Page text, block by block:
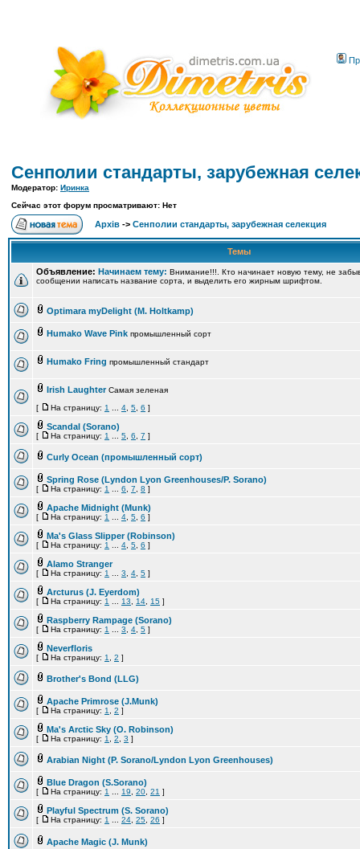
Сенполии стандарты, зарубежная
Модератор: Иринка
Сейчас этот форум просматривают: Нет
Архів -> Сенполии стандарты, зарубежная селекция
Темы
Объявление: Начинаем тему: Внимание!!!. Кто начинает новую тему, не
сообщении написать название сорта, и выделить его жирным шрифтом.
Optimara myDelight (M. Holtkamp)
Humako Wave Pink промышленный сорт
Humako Fring промышленный стандарт
Irish LaughterСамая зеленая
[
На страницу: 1 4 5 6 ]
Scandal (Sorano)
[ На страницу: 1 5 6 7 ]
Curly Ocean (промышленный сорт)
Spring Rose (Lyndon Lyon Greenhouses/P. Sorano)
[ На страницу: 1 6 7 8 ]
Apache Midnight (Munk)
[ На страницу: 1 4 5 6 ]
Ma's Glass Slipper (Robinson)
[ На страницу: 1 4 5 6 ]
Alamo Stranger
[ На страницу: 1 3 4 5 ]
Arcturus (J. Eyerdom)
[ На страницу: 1 13 14 15 ]
Raspberry Rampage (Sorano)
[ На страницу: 1 3 4 5 ]
Neverfloris
[ На страницу: 1 2 ]
Brother's Bond (LLG)
Apache Primrose (J.Munk)
[ На страницу: 1 2 ]
Ma's Arctic Sky (O. Robinson)
[ На страницу: 1 2 3 ]
Arabian Night (P. Sorano/Lyndon Lyon Greenhouses)
Blue Dragon (S.Sorano)
[ На страницу: 1 19 20 21 ]
Playful Spectrum (S. Sorano)
[ На страницу: 1 24 25 26 ]
Apache Magic (J. Munk)